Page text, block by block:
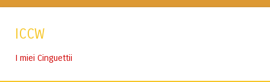
ICCW
I miei Cinguettii